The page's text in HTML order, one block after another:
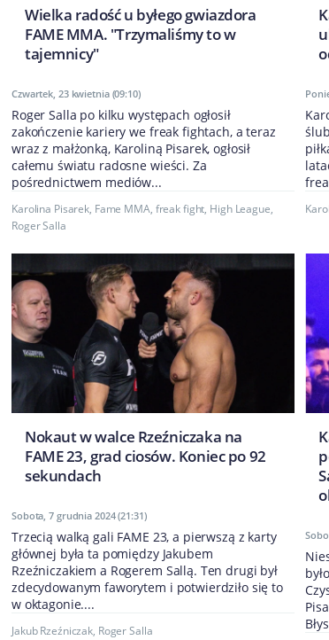
Wielka radość u byłego gwiazdora
FAME MMA. "Trzymaliśmy to w
tajemnicy"
Czwartek, 23 kwietnia (09:10)
Roger Salla po kilku występach ogłosił
zakończenie kariery we freak fightach, a teraz
wraz z małżonką, Karoliną Pisarek, ogłosił
całemu światu radosne wieści. Za
pośrednictwem mediów...
Karolina Pisarek, Fame MMA, freak fight, High League,
Roger Salla
Nokaut w walce Rzeźniczaka na
FAME 23, grad ciosów. Koniec po 92
sekundach
Sobota, 7 grudnia 2024 (21:31)
Trzecią walką gali FAME 23, a pierwszą z karty
głównej była ta pomiędzy Jakubem
Rzeźniczakiem a Rogerem Sallą. Ten drugi był
zdecydowanym faworytem i potwierdziło się to
w oktagonie....
Jakub Rzeźniczak, Roger Salla